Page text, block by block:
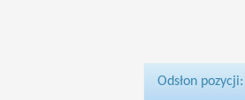
Odsłon pozycji: